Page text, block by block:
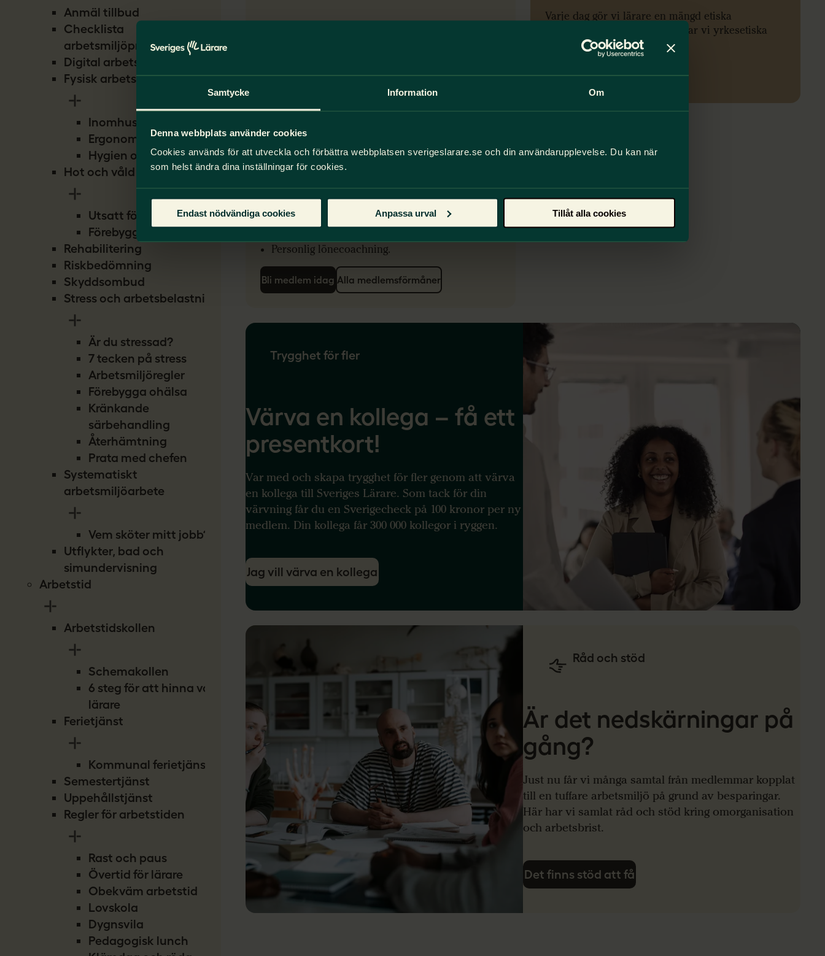
Samtycke Information Om
Denna webbplats använder cookies
Cookies används för att utveckla och förbättra webbplatsen sverigeslarare.se och din användarupplevelse. Du kan när
som helst ändra dina inställningar för cookies.
Endast nödvändiga cookies Anpassa urval Tillåt alla cookies
Anmäl tillbud
Checklista
arbetsmiljöproblem
Digital arbetsmiljö
Fysisk arbetsmiljö
Inomhusmiljö
Ergonomi
Hygien och smitta
Hot och våld
Utsatt för hot
Förebygg hot
Rehabilitering
Riskbedömning
Skyddsombud
Stress och arbetsbelastning
Är du stressad?
7 tecken på stress
Arbetsmiljöregler
Förebygga ohälsa
Kränkande
särbehandling
Återhämtning
Prata med chefen
Systematiskt
arbetsmiljöarbete
Vem sköter mitt jobb?
Utflykter, bad och
simundervisning
Arbetstid
Arbetstidskollen
Schemakollen
6 steg för att hinna vara
lärare
Ferietjänst
Kommunal ferietjänst
Semestertjänst
Uppehållstjänst
Regler för arbetstiden
Rast och paus
Övertid för lärare
Obekväm arbetstid
Lovskola
Dygnsvila
Pedagogisk lunch
När du vill utvecklas
Karriärrådgivning med feedback på
jobbansökan m.m.
Personlig lönecoachning.
Bli medlem idag Alla medlemsförmåner
Varje dag gör vi lärare en mängd etiska
överväganden. Till vårt stöd har vi yrkesetiska
principer.
Läs mer om lärares yrkesetik
Trygghet för fler
Värva en kollega – få ett
presentkort!
Var med och skapa trygghet för fler genom att värva
en kollega till Sveriges Lärare. Som tack för din
värvning får du en Sverigecheck på 100 kronor per ny
medlem. Din kollega får 300 000 kollegor i ryggen.
Jag vill värva en kollega
Råd och stöd
Är det nedskärningar på
gång?
Just nu får vi många samtal från medlemmar kopplat
till en tuffare arbetsmiljö på grund av besparingar.
Här har vi samlat råd och stöd kring omorganisation
och arbetsbrist.
Det finns stöd att få